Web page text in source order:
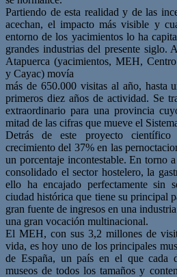
Partiendo de esta realidad y de las
acechan, el impacto más visible y
entorno de los yacimientos lo ha
grandes industrias del presente siglo.
Atapuerca (yacimientos, MEH,
y Cayac) movía
más de 650.000 visitas al año, hasta
primeros diez años de actividad. Se
extraordinario para una provincia
mitad de las cifras que mueve el
Detrás de este proyecto
crecimiento del 37% en las
un porcentaje incontestable. En torno
consolidado el sector hostelero, la
ello ha encajado perfectamente sin
ciudad histórica que tiene su principal
gran fuente de ingresos en una
una gran vocación multinacional.
El MEH, con sus 3,2 millones de
vida, es hoy uno de los principales
de España, un país en el que cada
museos de todos los tamaños y